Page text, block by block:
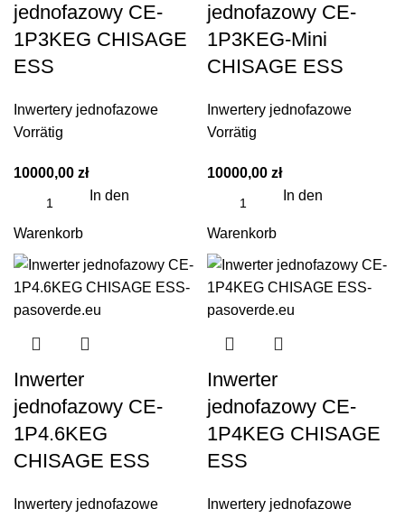
jednofazowy CE-
1P3KEG CHISAGE
ESS
Inwertery jednofazowe
Vorrätig
10000,00 zł
In den
Warenkorb
jednofazowy CE-
1P3KEG-Mini
CHISAGE ESS
Inwertery jednofazowe
Vorrätig
10000,00 zł
In den
Warenkorb
Inwerter
jednofazowy CE-
1P4.6KEG
CHISAGE ESS
Inwertery jednofazowe
Inwerter
jednofazowy CE-
1P4KEG CHISAGE
ESS
Inwertery jednofazowe